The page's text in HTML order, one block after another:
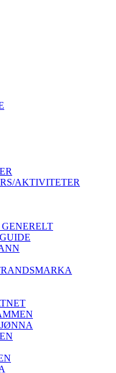
AKTIVITETER